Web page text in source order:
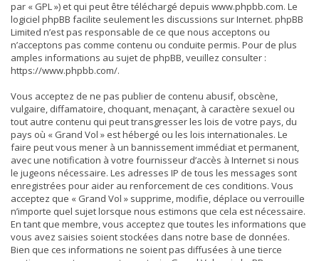
par « GPL ») et qui peut être téléchargé depuis www.phpbb.com. Le
logiciel phpBB facilite seulement les discussions sur Internet. phpBB
Limited n’est pas responsable de ce que nous acceptons ou
n’acceptons pas comme contenu ou conduite permis. Pour de plus
amples informations au sujet de phpBB, veuillez consulter :
https://www.phpbb.com/.
Vous acceptez de ne pas publier de contenu abusif, obscène,
vulgaire, diffamatoire, choquant, menaçant, à caractère sexuel ou
tout autre contenu qui peut transgresser les lois de votre pays, du
pays où « Grand Vol » est hébergé ou les lois internationales. Le
faire peut vous mener à un bannissement immédiat et permanent,
avec une notification à votre fournisseur d’accès à Internet si nous
le jugeons nécessaire. Les adresses IP de tous les messages sont
enregistrées pour aider au renforcement de ces conditions. Vous
acceptez que « Grand Vol » supprime, modifie, déplace ou verrouille
n’importe quel sujet lorsque nous estimons que cela est nécessaire.
En tant que membre, vous acceptez que toutes les informations que
vous avez saisies soient stockées dans notre base de données.
Bien que ces informations ne soient pas diffusées à une tierce